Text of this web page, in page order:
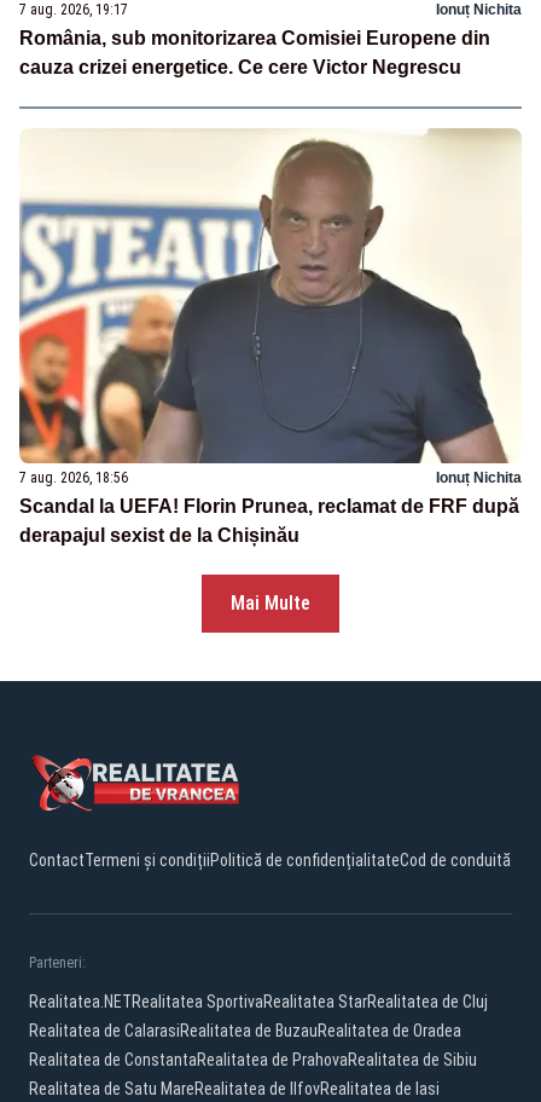
7 aug. 2026, 19:17 Ionuț Nichita
România, sub monitorizarea Comisiei Europene din
cauza crizei energetice. Ce cere Victor Negrescu
7 aug. 2026, 18:56 Ionuț Nichita
Scandal la UEFA! Florin Prunea, reclamat de FRF după
derapajul sexist de la Chișinău
Mai Multe
ContactTermeni și condițiiPolitică de confidențialitateCod de conduită
Parteneri:
Realitatea.NETRealitatea SportivaRealitatea StarRealitatea de Cluj
Realitatea de CalarasiRealitatea de BuzauRealitatea de Oradea
Realitatea de ConstantaRealitatea de PrahovaRealitatea de Sibiu
Realitatea de Satu MareRealitatea de IlfovRealitatea de Iasi